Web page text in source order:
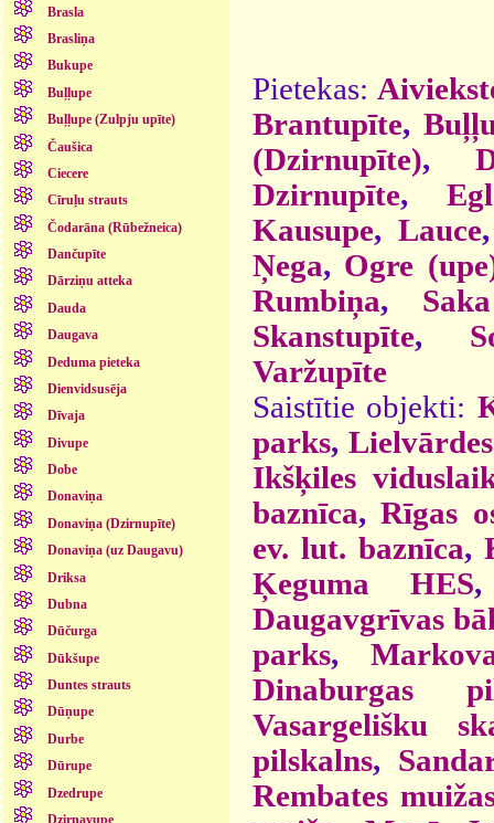
Brasla
Brasliņa
Bukupe
Buļļupe
Buļļupe (Zulpju upīte)
Čaušica
Ciecere
Cīruļu strauts
Čodarāna (Rūbežneica)
Dančupīte
Dārziņu atteka
Dauda
Daugava
Deduma pieteka
Dienvidsusēja
Dīvaja
Divupe
Dobe
Donaviņa
Donaviņa (Dzirnupīte)
Donaviņa (uz Daugavu)
Driksa
Dubna
Dūčurga
Dūkšupe
Duntes strauts
Dūņupe
Durbe
Dūrupe
Dzedrupe
Dzirnavupe
Pietekas:
Brantupīte,
(Dzirnupīte),
Dzirnupīte,
Kausupe,Lauce
Ņega, Ogre
Rumbiņa,
Skanstupīte,
Varžupīte
Saistītie objekti:
parks,
Ikšķiles
baznīca,Rīgas
ev. lut. baznīca,
Ķeguma HES
Daugavgrīvas
parks,
Dinaburgas
Vasargelišku
pilskalns,
Rembates